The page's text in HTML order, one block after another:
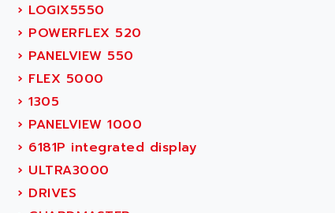
› LOGIX5550
› POWERFLEX 520
› PANELVIEW 550
› FLEX 5000
› 1305
› PANELVIEW 1000
› 6181P integrated display
› ULTRA3000
› DRIVES